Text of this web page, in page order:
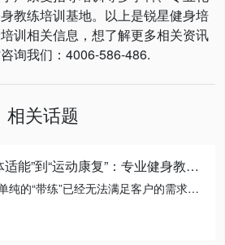
教练培训基地。以上是锐星健身培
训相关信息，想了解更多相关资讯
询我们：4006-586-486.
相关话题
拒绝盲练！从“健康体适能”到“运动康复”：专业健身教练的必修进阶之路
在当今的健身市场中，单纯的“带练”已经无法满足客户的需求。无论是减脂瓶颈期的突破，还是针对久坐人群的体态矫正， […]